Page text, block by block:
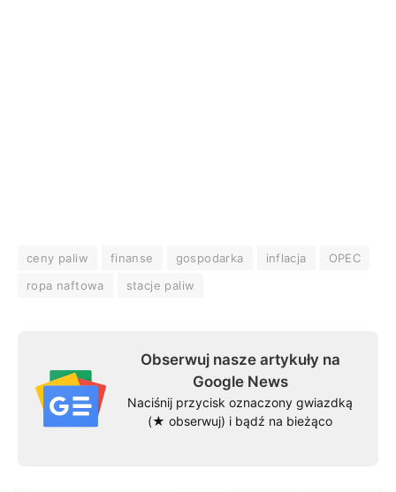
ceny paliw finanse gospodarka inflacja
OPEC
ropa naftowa
stacje paliw
Obserwuj nasze artykuły na
Google News
Naciśnij przycisk oznaczony gwiazdką
(★ obserwuj) i bądź na bieżąco